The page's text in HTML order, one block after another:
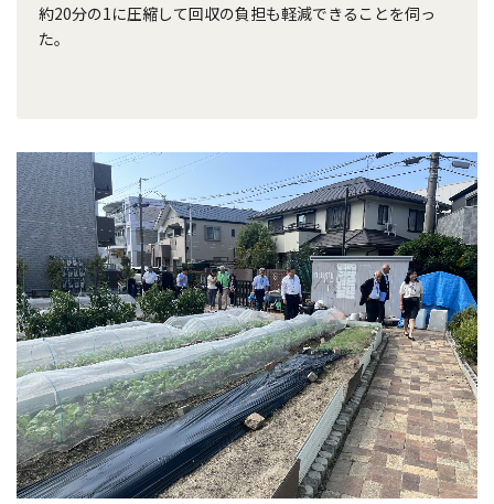
約20分の1に圧縮して回収の負担も軽減できることを伺っ
た。